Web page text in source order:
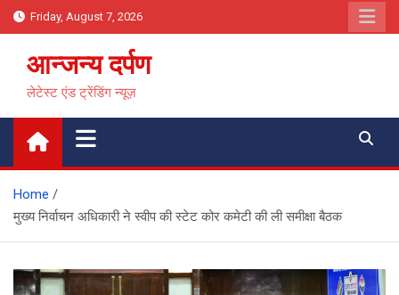
Skip
to
content
Friday, August 7, 2026
आन्जन्य दर्पण
लेटेस्ट एंड ट्रेंडिंग न्यूज़
Home
मुख्य निर्वाचन अधिकारी ने स्वीप की स्टेट कोर कमेटी की ली समीक्षा बैठक